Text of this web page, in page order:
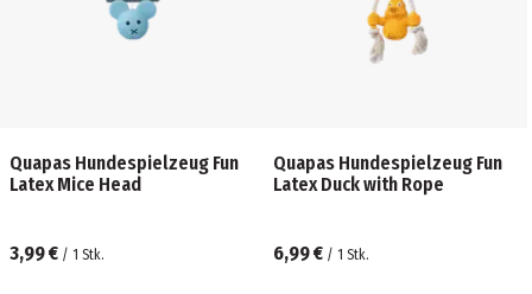
Quapas Hundespielzeug Fun
Latex Mice Head
3,99 € / 1 Stk.
Quapas Hundespielzeug Fun
Latex Duck with Rope
6,99 € / 1 Stk.